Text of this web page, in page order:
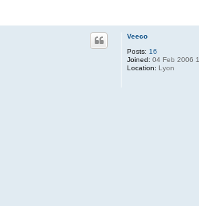
Veeco
Posts: 16
Joined: 04 Feb 2006
Location: Lyon